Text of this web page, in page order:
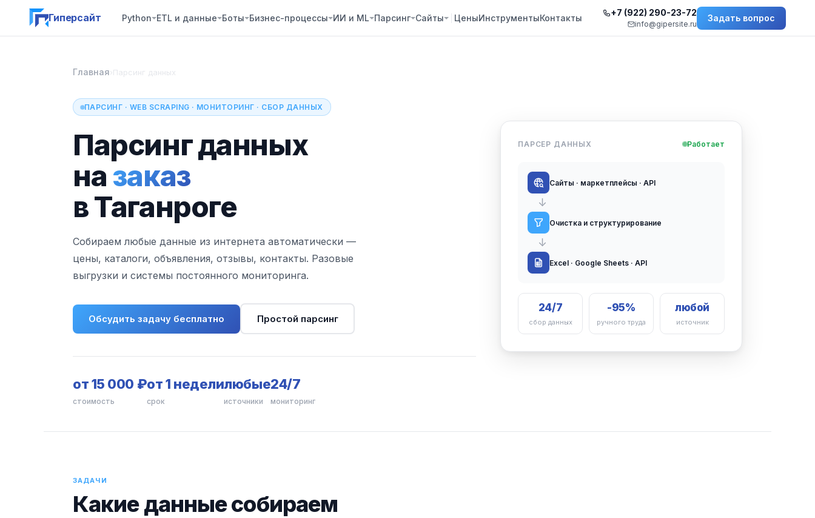
Гиперсайт Python ETL и данные Боты Бизнес-процессы ИИ и ML Парсинг Сайты ЦеныИнструментыКонтакты +7 (922) 290-23-72
info@gipersite.ru
Задать вопрос
Главная›Парсинг данных
ПАРСИНГ · WEB SCRAPING · МОНИТОРИНГ · СБОР ДАННЫХ
Парсинг данных
на заказ
в Таганроге
Собираем любые данные из интернета автоматически —
цены, каталоги, объявления, отзывы, контакты. Разовые
выгрузки и системы постоянного мониторинга.
Обсудить задачу бесплатно Простой парсинг
от 15 000 ₽
стоимость
от 1 недели
срок
любые
источники
24/7
мониторинг
ПАРСЕР ДАННЫХ Работает
Сайты · маркетплейсы · API
↓
Очистка и структурирование
↓
Excel · Google Sheets · API
24/7
сбор данных
-95%
ручного труда
любой
источник
ЗАДАЧИ
Какие данные собираем